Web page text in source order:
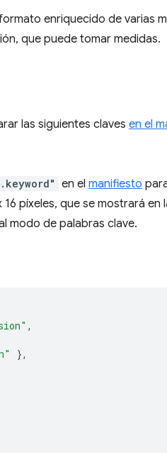
enriquecido de varias
que puede tomar medidas.
las siguientes claves en el
en el manifiesto
píxeles, que se mostrará
modo de palabras clave.
,
},